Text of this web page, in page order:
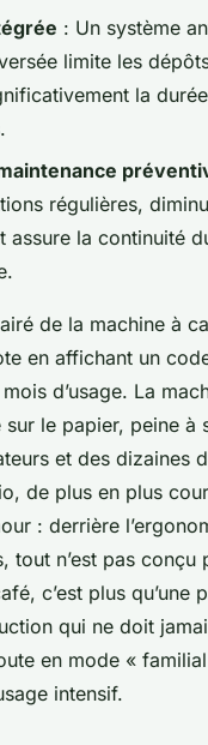
: Un système
limite les
la
régulières,
assure la continuité
de la machine à
en affichant un
d’usage. La
sur le papier, peine à
et des dizaines
de plus en plus
: derrière
tout n’est pas conçu
c’est plus qu’une
qui ne doit
en mode « familial
intensif.